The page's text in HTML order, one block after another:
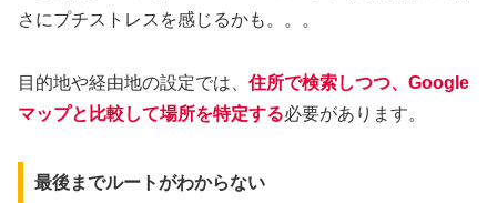
さにプチストレスを感じるかも。。。
目的地や経由地の設定では、 住所で検索しつつ、Google
マップと比較して場所を特定する必要があります。
最後までルートがわからない